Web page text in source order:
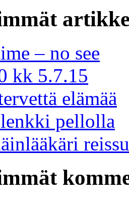
– no see
kk 5.7.15
elämää
pellolla